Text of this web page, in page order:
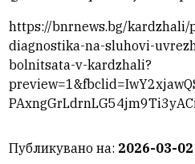
https://bnrnews.bg/
diagnostika-na-sluhovi-
bolnitsata-v-kardzhali?
Публикувано на: 2026-03-02